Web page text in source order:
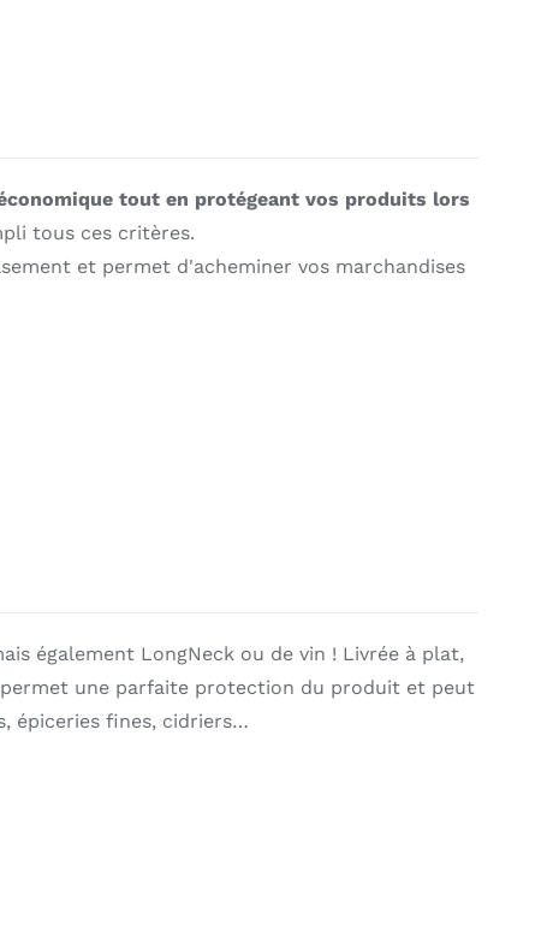
tout en protégeant vos produits lors
tous ces critères.
et permet d'acheminer vos marchandises
également LongNeck ou de vin ! Livrée à plat,
une parfaite protection du produit et peut
épiceries fines, cidriers…